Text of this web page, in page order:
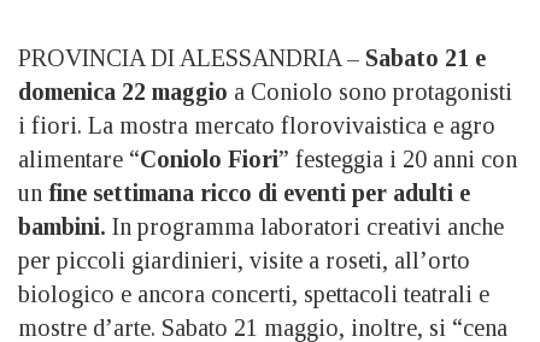
PROVINCIA DI ALESSANDRIA – Sabato 21 e
domenica 22 maggio a Coniolo sono protagonisti
i fiori. La mostra mercato florovivaistica e agro
alimentare “Coniolo Fiori” festeggia i 20 anni con
un fine settimana ricco di eventi per adulti e
bambini. In programma laboratori creativi anche
per piccoli giardinieri, visite a roseti, all’orto
biologico e ancora concerti, spettacoli teatrali e
mostre d’arte. Sabato 21 maggio, inoltre, si “cena